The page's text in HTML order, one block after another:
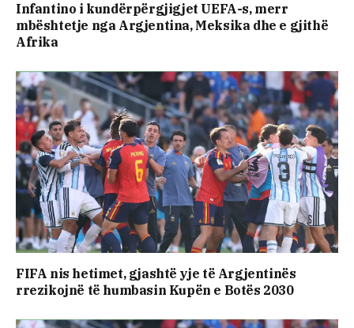
Infantino i kundërpërgjigjet UEFA-s, merr
mbështetje nga Argjentina, Meksika dhe e gjithë
Afrika
FIFA nis hetimet, gjashtë yje të Argjentinës
rrezikojnë të humbasin Kupën e Botës 2030